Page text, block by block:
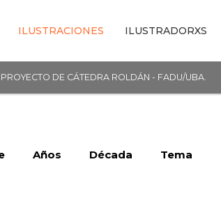
ILUSTRACIONES ILUSTRADORXS
DE CÁTEDRA ROLDÁN - FADU/UBA.
Años Década Tema